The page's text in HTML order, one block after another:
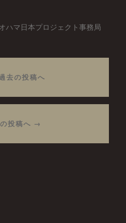
ハマ日本プロジェクト事務局
去の投稿へ
投稿へ →